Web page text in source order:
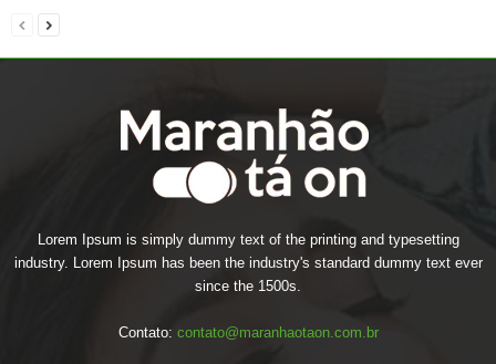
Lorem Ipsum is simply dummy text of the printing and typesetting
industry. Lorem Ipsum has been the industry's standard dummy text ever
since the 1500s.
Contato: contato@maranhaotaon.com.br